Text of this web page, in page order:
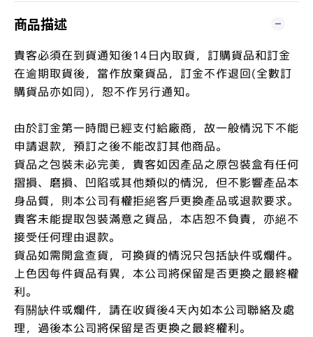
商品描述
貴客必須在到貨通知後14日內取貨，訂購貨品和訂金
在逾期取貨後，當作放棄貨品，訂金不作退回(全數訂
購貨品亦如同)，恕不作另行通知。
由於訂金第一時間已經支付給廠商，故一般情況下不能
申請退款，預訂之後不能改訂其他商品。
貨品之包裝未必完美，貴客如因產品之原包裝盒有任何
摺損、磨損、凹陷或其他類似的情況，但不影響產品本
身品質，則本公司有權拒絕客戶更換產品或退款要求。
貴客未能提取包裝滿意之貨品，本店恕不負責，亦絕不
接受任何理由退款。
貨品如需開盒查貨，可換貨的情況只包括缺件或爛件。
上色因每件貨品有異，本公司將保留是否更換之最終權
利。
有關缺件或爛件，請在收貨後4天內如本公司聯絡及處
理，過後本公司將保留是否更換之最終權利。